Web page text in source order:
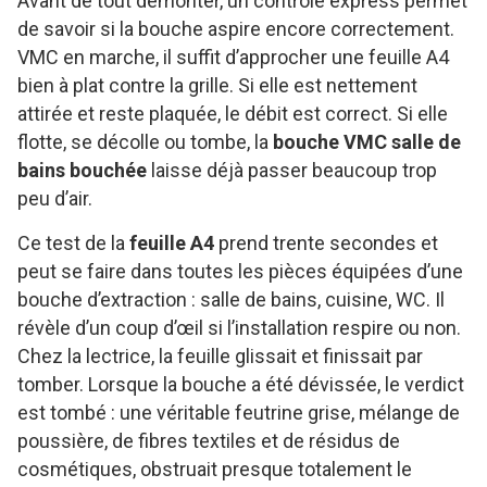
de savoir si la bouche aspire encore correctement.
VMC en marche, il suffit d’approcher une feuille A4
bien à plat contre la grille. Si elle est nettement
attirée et reste plaquée, le débit est correct. Si elle
flotte, se décolle ou tombe, la bouche VMC salle de
bains bouchée laisse déjà passer beaucoup trop
peu d’air.
Ce test de la feuille A4 prend trente secondes et
peut se faire dans toutes les pièces équipées d’une
bouche d’extraction : salle de bains, cuisine, WC. Il
révèle d’un coup d’œil si l’installation respire ou non.
Chez la lectrice, la feuille glissait et finissait par
tomber. Lorsque la bouche a été dévissée, le verdict
est tombé : une véritable feutrine grise, mélange de
poussière, de fibres textiles et de résidus de
cosmétiques, obstruait presque totalement le